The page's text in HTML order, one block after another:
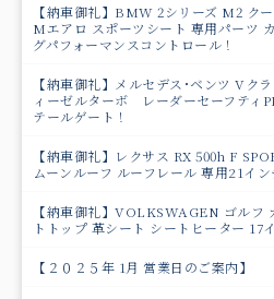
【納車御礼】BMW 2シリーズ M2
Mエアロ スポーツシート 専用パーツ
グパフォーマンスコントロール！
【納車御礼】メルセデス･ベンツ Vク
ィーゼルターボ レーダーセーフティ
テールゲート！
【納車御礼】レクサス RX 500h F
ムーンルーフ ルーフレール 専用21イン
【納車御礼】VOLKSWAGEN ゴル
トトップ 革シート シートヒーター 17
【２０２５年 1月 営業日のご案内】